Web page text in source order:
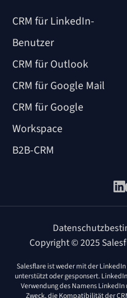
CRM für LinkedIn-
Benutzer
CRM für Outlook
CRM für Google Mail
CRM für Google
Workspace
B2B-CRM
Copyright © 2025
Salesflare ist weder mit der
unterstützt oder gesponsert.
Verwendung des Namens
Zweck, die Kompatibilität der